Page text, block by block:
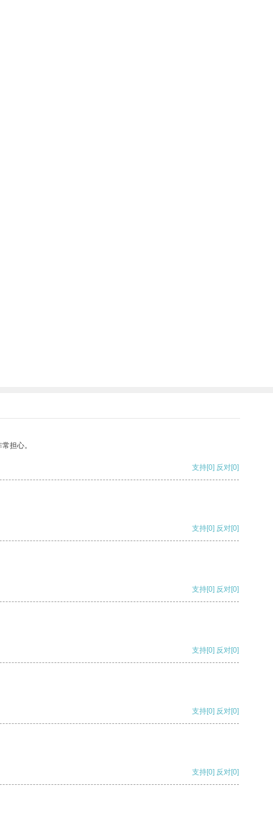
担心。
支持[0] 反对[0]
支持[0] 反对[0]
支持[0] 反对[0]
支持[0] 反对[0]
支持[0] 反对[0]
支持[0] 反对[0]